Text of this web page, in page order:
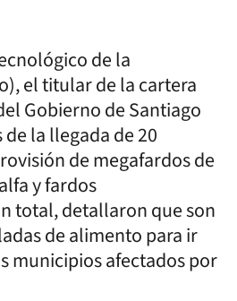
de la
el titular de la cartera
Gobierno de Santiago
la llegada de 20
de megafardos de
y fardos
total, detallaron que son
de alimento para ir
municipios afectados por